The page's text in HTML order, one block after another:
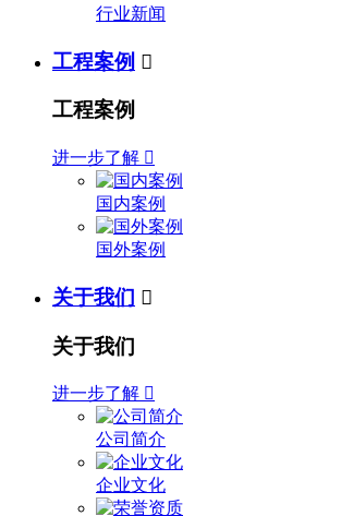
行业新闻
工程案例 
工程案例
进一步了解 
国内案例
国外案例
关于我们 
关于我们
进一步了解 
公司简介
企业文化